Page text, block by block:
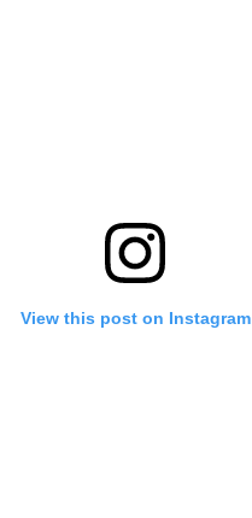
View this post on Instagram